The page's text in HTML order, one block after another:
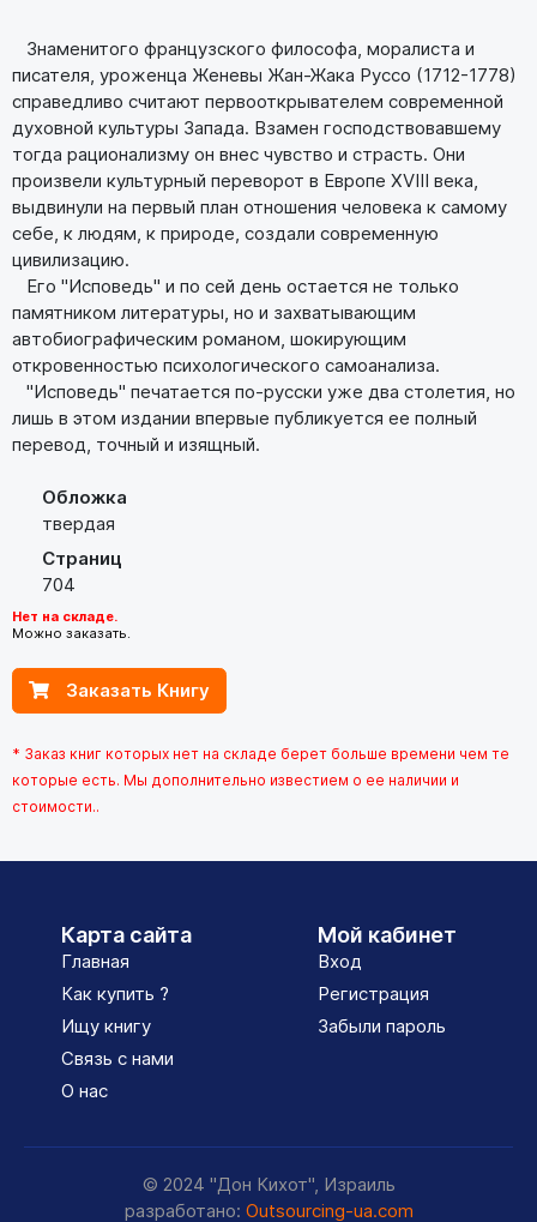
Знаменитого французского философа, моралиста и
писателя, уроженца Женевы Жан-Жака Руссо (1712-1778)
справедливо считают первооткрывателем современной
духовной культуры Запада. Взамен господствовавшему
тогда рационализму он внес чувство и страсть. Они
произвели культурный переворот в Европе XVIII века,
выдвинули на первый план отношения человека к самому
себе, к людям, к природе, создали современную
цивилизацию.
Его "Исповедь" и по сей день остается не только
памятником литературы, но и захватывающим
автобиографическим романом, шокирующим
откровенностью психологического самоанализа.
"Исповедь" печатается по-русски уже два столетия, но
лишь в этом издании впервые публикуется ее полный
перевод, точный и изящный.
Обложка
твердая
Страниц
704
Нет на складе.
Можно заказать.
Заказать Книгу
* Заказ книг которых нет на складе берет больше времени чем те
которые есть. Мы дополнительно известием о ее наличии и
стоимости..
Карта сайта
Главная
Как купить ?
Ищу книгу
Связь с нами
О нас
Мой кабинет
Вход
Регистрация
Забыли пароль
© 2024 "Дон Кихот", Израиль
разработано: Outsourcing-ua.com